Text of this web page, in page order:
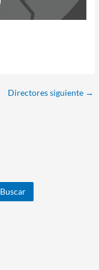
Directores siguiente →
Buscar